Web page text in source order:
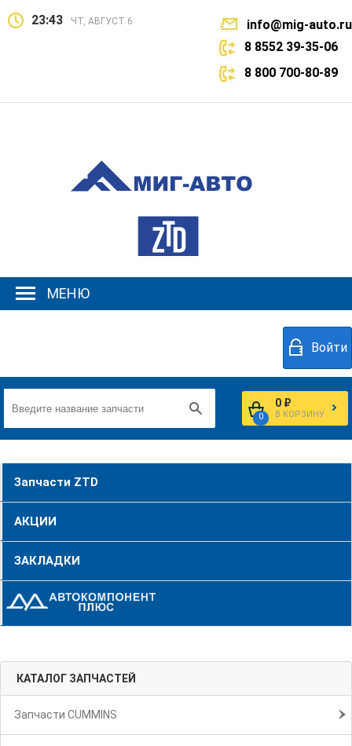
23:43 ЧТ, АВГУСТ 6
info@mig-auto.ru
8 8552 39-35-06
8 800 700-80-89
МЕНЮ
Войти
0
0 ₽
В КОРЗИНУ
Запчасти ZTD
АКЦИИ
ЗАКЛАДКИ
КАТАЛОГ ЗАПЧАСТЕЙ
Запчасти CUMMINS